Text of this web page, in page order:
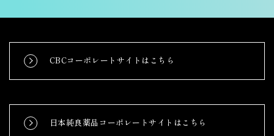
CBCコーポレートサイトはこちら
日本純良薬品コーポレートサイトはこちら